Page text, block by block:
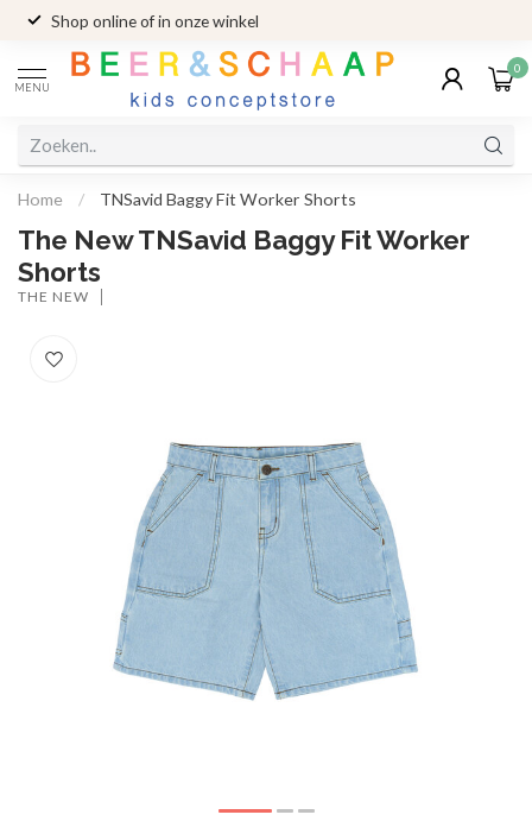
Shop online of in onze winkel
MENU
0
Home / TNSavid Baggy Fit Worker Shorts
The New TNSavid Baggy Fit Worker
Shorts
THE NEW